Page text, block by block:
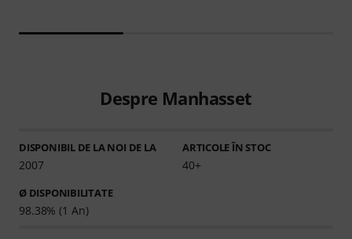
Despre Manhasset
DISPONIBIL DE LA NOI DE LA
2007
ARTICOLE ÎN STOC
40+
Ø DISPONIBILITATE
98.38% (1 An)